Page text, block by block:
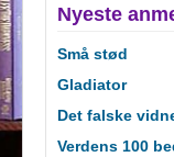
Nyeste
Små stød
Gladiator
Det falske
Verdens 100